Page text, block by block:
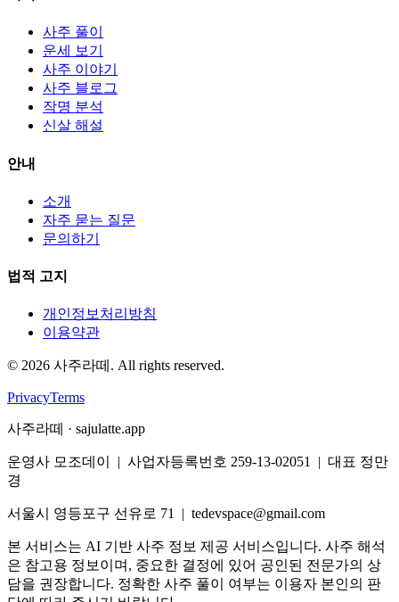
사주 풀이
운세 보기
사주 이야기
사주 블로그
작명 분석
신살 해설
안내
소개
자주 묻는 질문
문의하기
법적 고지
개인정보처리방침
이용약관
© 2026 사주라떼. All rights reserved.
PrivacyTerms
사주라떼 · sajulatte.app
운영사 모조데이 | 사업자등록번호 259-13-02051 | 대표 정만
경
서울시 영등포구 선유로 71 | tedevspace@gmail.com
본 서비스는 AI 기반 사주 정보 제공 서비스입니다. 사주 해석
은 참고용 정보이며, 중요한 결정에 있어 공인된 전문가의 상
담을 권장합니다. 정확한 사주 풀이 여부는 이용자 본인의 판